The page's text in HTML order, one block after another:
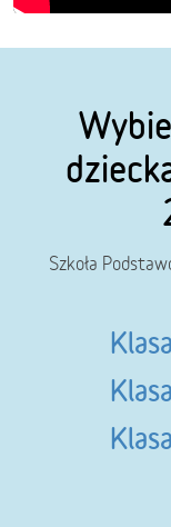
Szkoła